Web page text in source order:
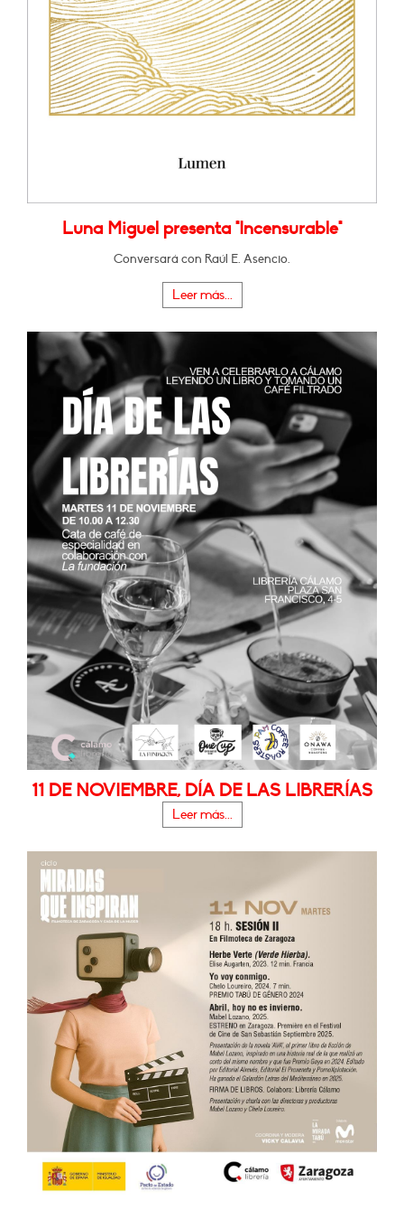
Luna Miguel presenta "Incensurable"
Conversará con Raúl E. Asencio.
Leer más...
11 DE NOVIEMBRE, DÍA DE LAS LIBRERÍAS
Leer más...